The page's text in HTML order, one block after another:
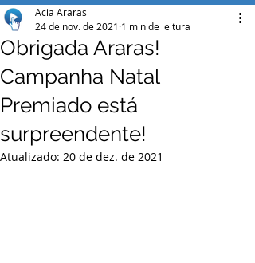
Obrigada Araras!
Campanha Natal
Premiado está
surpreendente!
Acia Araras
24 de nov. de 2021 1 min de leitura
Atualizado: 20 de dez. de 2021